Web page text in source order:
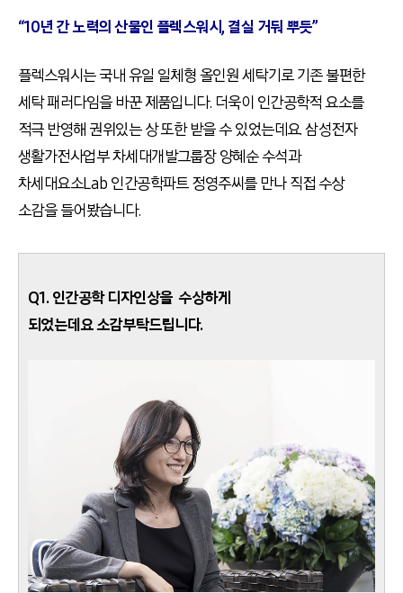
“10년 간 노력의 산물인 플렉스워시, 결실 거둬 뿌듯”
플렉스워시는 국내 유일 일체형 올인원 세탁기로 기존 불편한
세탁 패러다임을 바꾼 제품입니다. 더욱이 인간공학적 요소를
적극 반영해 권위있는 상 또한 받을 수 있었는데요. 삼성전자
생활가전사업부 차세대개발그룹장 양혜순 수석과
차세대요소Lab 인간공학파트 정영주씨를 만나 직접 수상
소감을 들어봤습니다.
Q1. 인간공학 디자인상을 수상하게
되었는데요 소감부탁드립니다.